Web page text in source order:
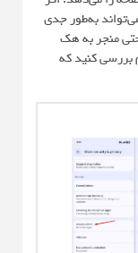
به‌طور جدی
منجر به هک
کنید که